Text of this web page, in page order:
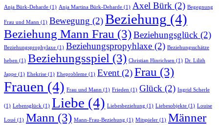
Anja Bürk-Deharde (1) Anja Martina Bürk-Deharde (1) Axel Bürk (2) Begegnung
Frau und Mann (1) Bewegung (2)Beziehung (4)
Beziehung Mann Frau (3)Beziehungsglück (2)
Beziehungsprophylaxe (1) Beziehungspropyhlaxe (2) Beziehungsschätze
heben (1) Beziehungsspiel (3) Christian Hinrichsen (1) Dr. Lilith
Jappe (1) Ehekrise (1) Eheprobleme (1) Event (2)Frau (3)
Frauen (4) Frau und Mann (1) Frieden (1) Glück (2) Ingrid Scherle
(1) Lebensglück (1) Liebe (4) Liebesbeziehung (1) Liebesobjekte (1) Louise
Loué (1) Mann (3) Mann-Frau-Beziehung (1) Mitspieler (1) Männer